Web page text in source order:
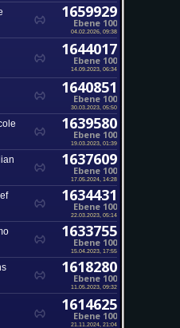
1659929
Ebene 100
04.02.2026, 09:38
1644017
Ebene 100
14.09.2023, 06:34
1640851
Ebene 100
30.03.2023, 05:50
1639580
Ebene 100
19.03.2023, 01:39
1637609
Ebene 100
17.05.2024, 14:28
1634431
Ebene 100
22.03.2023, 05:14
1633755
Ebene 100
15.04.2023, 17:55
1618280
Ebene 100
11.05.2023, 09:32
1614625
Ebene 100
21.11.2024, 21:04